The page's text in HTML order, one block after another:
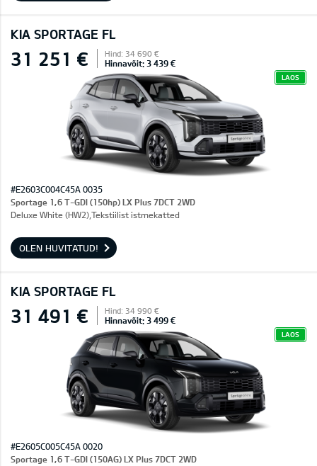
KIA SPORTAGE FL
31 251 € Hind: 34 690 €
Hinnavõit: 3 439 €
LAOS
#E2603C004C45A 0035
Sportage 1,6 T-GDI (150hp) LX Plus 7DCT 2WD
Deluxe White (HW2),Tekstiilist istmekatted
OLEN HUVITATUD!
KIA SPORTAGE FL
31 491 € Hind: 34 990 €
Hinnavõit: 3 499 €
LAOS
#E2605C005C45A 0020
Sportage 1,6 T-GDI (150AG) LX Plus 7DCT 2WD